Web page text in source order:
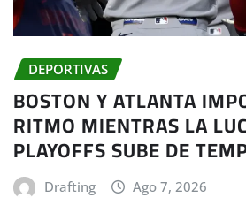
DEPORTIVAS
BOSTON Y ATLANTA
RITMO MIENTRAS LA
PLAYOFFS SUBE DE
Drafting Ago 7, 2026